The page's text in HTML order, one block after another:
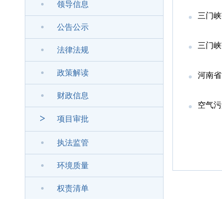
领导信息
公告公示
法律法规
政策解读
财政信息
> 项目审批
执法监管
环境质量
权责清单
三门
三门
河南
空气